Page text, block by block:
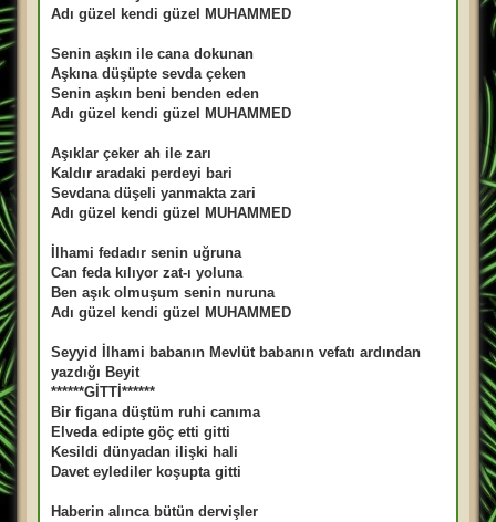
Adı güzel kendi güzel MUHAMMED
Senin aşkın ile cana dokunan
Aşkına düşüpte sevda çeken
Senin aşkın beni benden eden
Adı güzel kendi güzel MUHAMMED
Aşıklar çeker ah ile zarı
Kaldır aradaki perdeyi bari
Sevdana düşeli yanmakta zari
Adı güzel kendi güzel MUHAMMED
İlhami fedadır senin uğruna
Can feda kılıyor zat-ı yoluna
Ben aşık olmuşum senin nuruna
Adı güzel kendi güzel MUHAMMED
Seyyid İlhami babanın Mevlüt babanın vefatı ardından
yazdığı Beyit
******GİTTİ******
Bir figana düştüm ruhi canıma
Elveda edipte göç etti gitti
Kesildi dünyadan ilişki hali
Davet eylediler koşupta gitti
Haberin alınca bütün dervişler